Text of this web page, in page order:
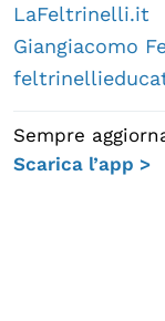
LaFeltrinelli.it
Giangiacomo
Sempre
Scarica l’app >